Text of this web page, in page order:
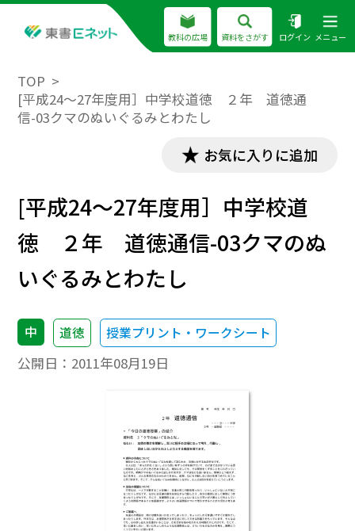
教科の広場 資料をさがす ログイン メニュー
TOP
[平成24～27年度用］中学校道徳 ２年 道徳通
信-03クマのぬいぐるみとわたし
お気に入りに追加
[平成24～27年度用］中学校道
徳 ２年 道徳通信-03クマのぬ
いぐるみとわたし
中 道徳 授業プリント・ワークシート
公開日： 2011年08月19日